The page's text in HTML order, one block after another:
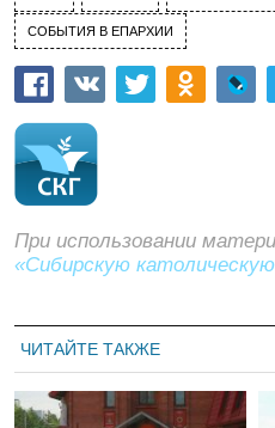
СОБЫТИЯ В ЕПАРХИИ
При использовании
«Сибирскую
ЧИТАЙТЕ ТАКЖЕ